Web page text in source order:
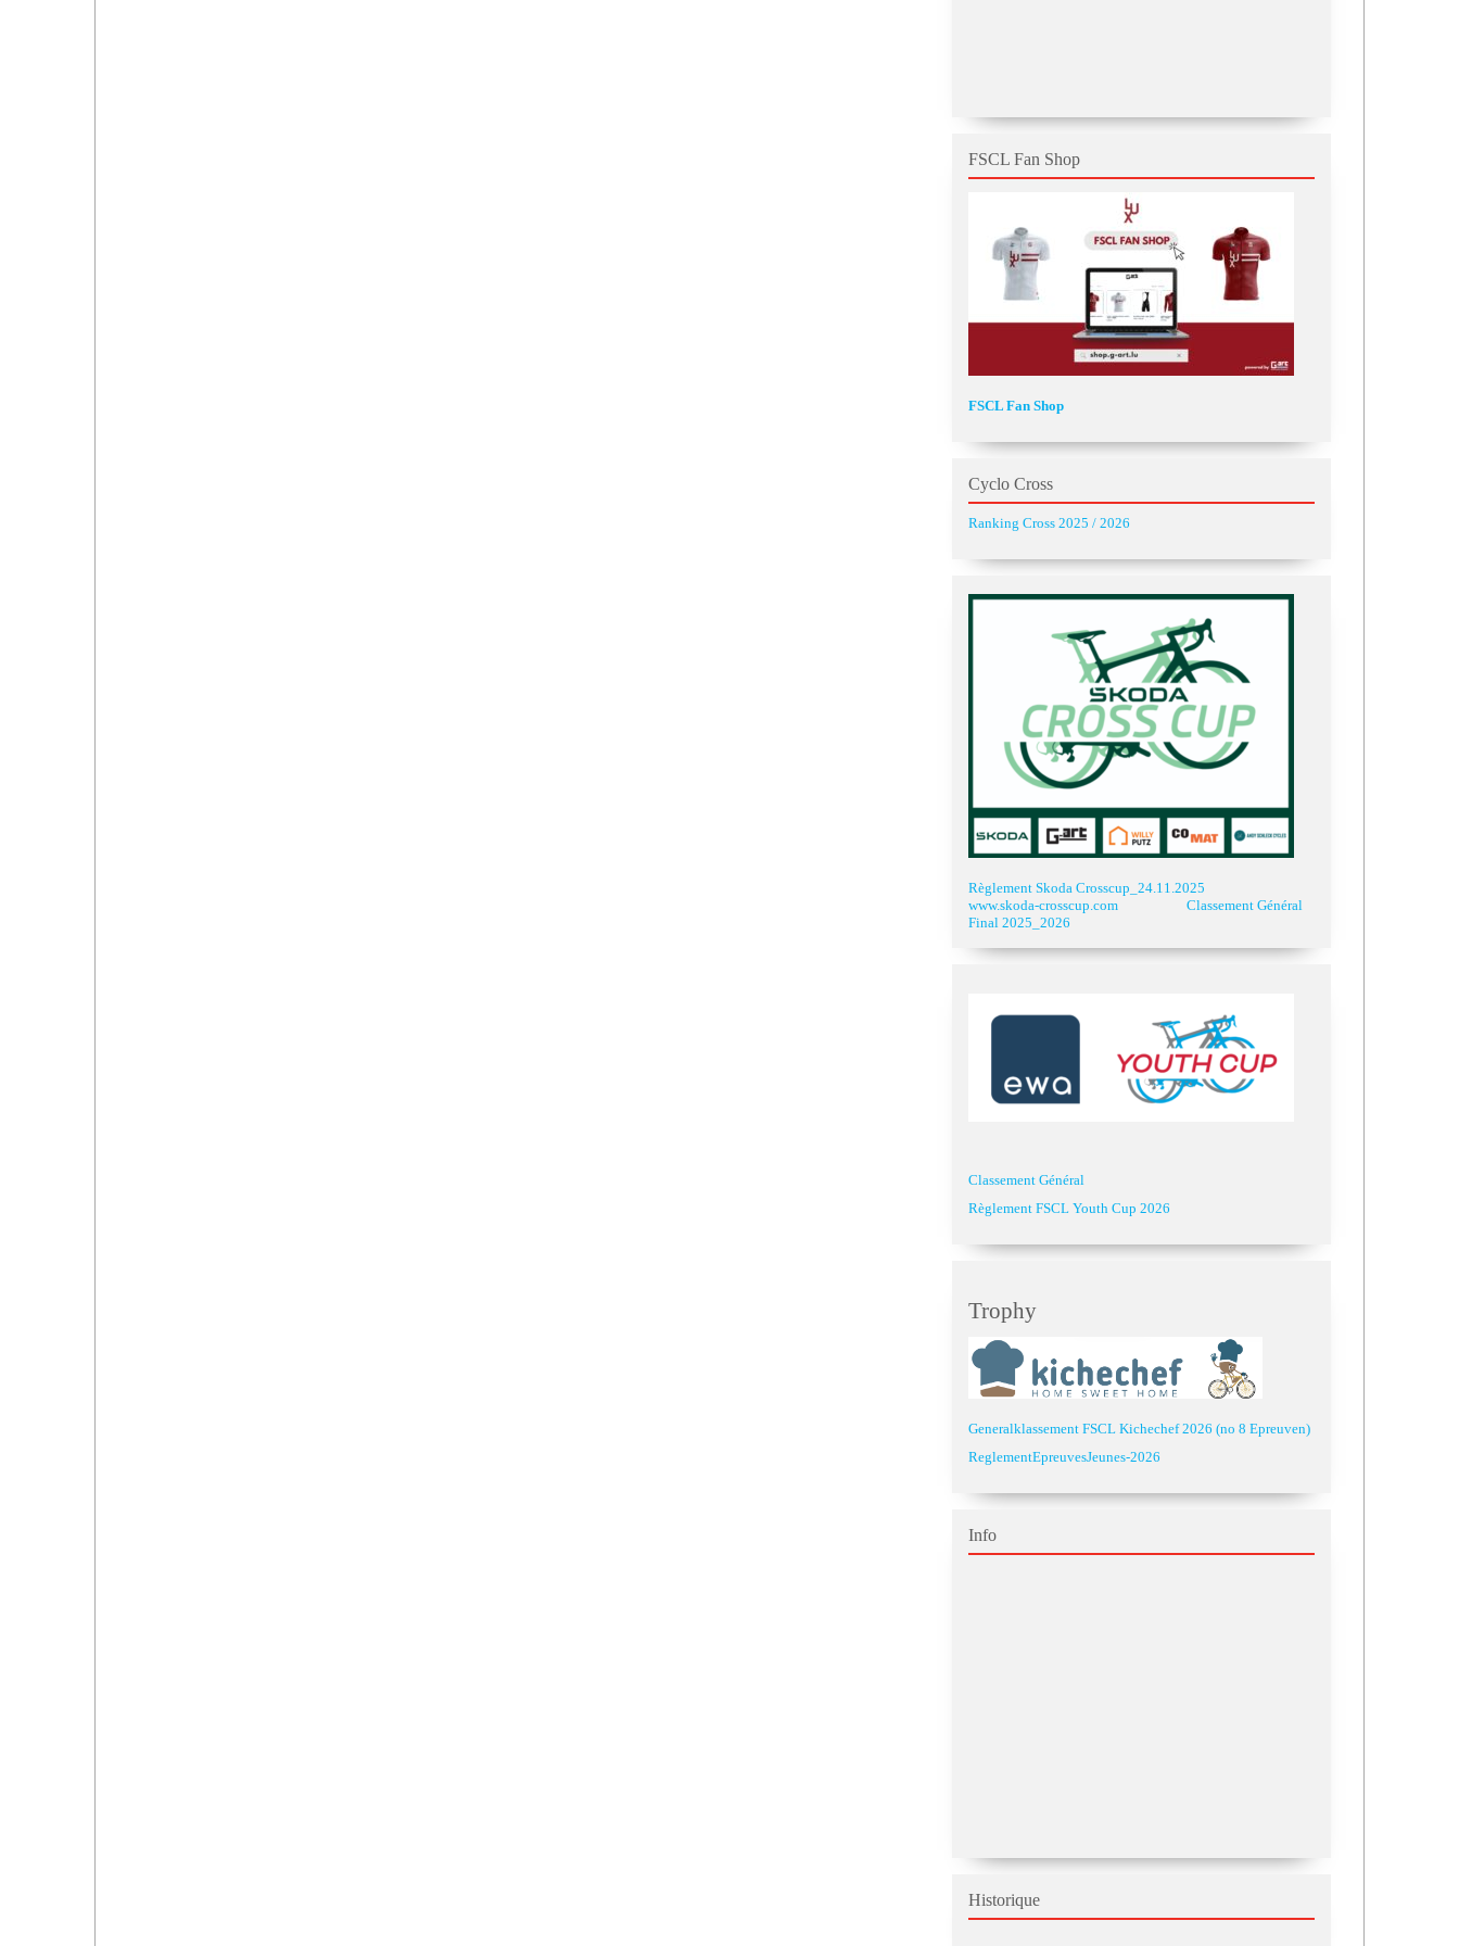
FSCL Fan Shop
FSCL Fan Shop
Cyclo Cross
Ranking Cross 2025 / 2026
Règlement Skoda Crosscup_24.11.2025
www.skoda-crosscup.com
Classement Général
Final 2025_2026
Classement Général
Règlement FSCL Youth Cup 2026
Trophy
Generalklassement FSCL Kichechef 2026 (no 8 Epreuven)
ReglementEpreuvesJeunes-2026
Info
Historique